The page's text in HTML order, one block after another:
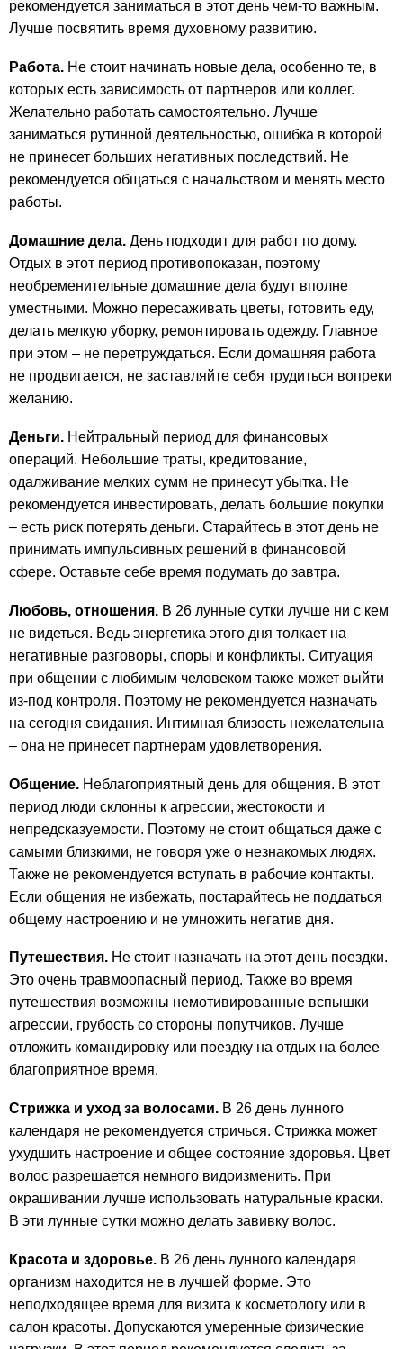
рекомендуется заниматься в этот день чем-то важным.
Лучше посвятить время духовному развитию.
Работа. Не стоит начинать новые дела, особенно те, в
которых есть зависимость от партнеров или коллег.
Желательно работать самостоятельно. Лучше
заниматься рутинной деятельностью, ошибка в которой
не принесет больших негативных последствий. Не
рекомендуется общаться с начальством и менять место
работы.
Домашние дела. День подходит для работ по дому.
Отдых в этот период противопоказан, поэтому
необременительные домашние дела будут вполне
уместными. Можно пересаживать цветы, готовить еду,
делать мелкую уборку, ремонтировать одежду. Главное
при этом – не перетруждаться. Если домашняя работа
не продвигается, не заставляйте себя трудиться вопреки
желанию.
Деньги. Нейтральный период для финансовых
операций. Небольшие траты, кредитование,
одалживание мелких сумм не принесут убытка. Не
рекомендуется инвестировать, делать большие покупки
– есть риск потерять деньги. Старайтесь в этот день не
принимать импульсивных решений в финансовой
сфере. Оставьте себе время подумать до завтра.
Любовь, отношения. В 26 лунные сутки лучше ни с кем
не видеться. Ведь энергетика этого дня толкает на
негативные разговоры, споры и конфликты. Ситуация
при общении с любимым человеком также может выйти
из-под контроля. Поэтому не рекомендуется назначать
на сегодня свидания. Интимная близость нежелательна
– она не принесет партнерам удовлетворения.
Общение. Неблагоприятный день для общения. В этот
период люди склонны к агрессии, жестокости и
непредсказуемости. Поэтому не стоит общаться даже с
самыми близкими, не говоря уже о незнакомых людях.
Также не рекомендуется вступать в рабочие контакты.
Если общения не избежать, постарайтесь не поддаться
общему настроению и не умножить негатив дня.
Путешествия. Не стоит назначать на этот день поездки.
Это очень травмоопасный период. Также во время
путешествия возможны немотивированные вспышки
агрессии, грубость со стороны попутчиков. Лучше
отложить командировку или поездку на отдых на более
благоприятное время.
Стрижка и уход за волосами. В 26 день лунного
календаря не рекомендуется стричься. Стрижка может
ухудшить настроение и общее состояние здоровья. Цвет
волос разрешается немного видоизменить. При
окрашивании лучше использовать натуральные краски.
В эти лунные сутки можно делать завивку волос.
Красота и здоровье. В 26 день лунного календаря
организм находится не в лучшей форме. Это
неподходящее время для визита к косметологу или в
салон красоты. Допускаются умеренные физические